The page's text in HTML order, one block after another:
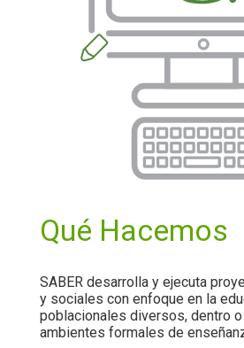
Qué Hacemos
SABER desarrolla y ejecuta
y sociales con enfoque en la
poblacionales diversos, dentro
ambientes formales de